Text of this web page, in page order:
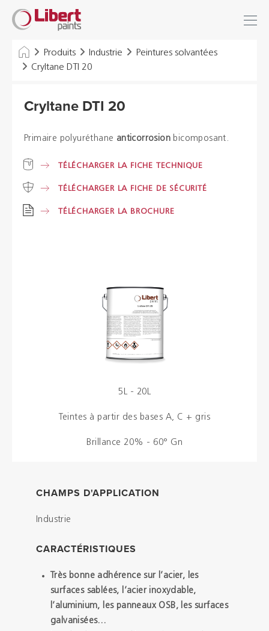
Libert
Paints Produits Industrie
Peintures solvantées
Cryltane DTI 20
Cryltane DTI 20
Primaire polyuréthane anticorrosion bicomposant.
TÉLÉCHARGER LA FICHE TECHNIQUE
TÉLÉCHARGER LA FICHE DE SÉCURITÉ
TÉLÉCHARGER LA BROCHURE
5L - 20L
Teintes à partir des bases A, C + gris
Brillance 20% - 60° Gn
CHAMPS D'APPLICATION
Industrie
CARACTÉRISTIQUES
Très bonne adhérence sur l’acier, les
surfaces sablées, l’acier inoxydable,
l’aluminium, les panneaux OSB, les surfaces
galvanisées…
SOLS
SOLUTIONS D'HYGIÈNE
DILUANTS & DIVERS
Brochures
Couleurs
Contacts
Aalterpaint